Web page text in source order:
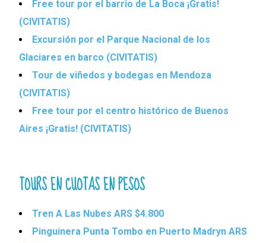
Free tour por el barrio de La Boca ¡Gratis!
(CIVITATIS)
Excursión por el Parque Nacional de los
Glaciares en barco (CIVITATIS)
Tour de viñedos y bodegas en Mendoza
(CIVITATIS)
Free tour por el centro histórico de Buenos
Aires ¡Gratis! (CIVITATIS)
TOURS EN CUOTAS EN PESOS
Tren A Las Nubes ARS $4.800
Pinguinera Punta Tombo en Puerto Madryn ARS